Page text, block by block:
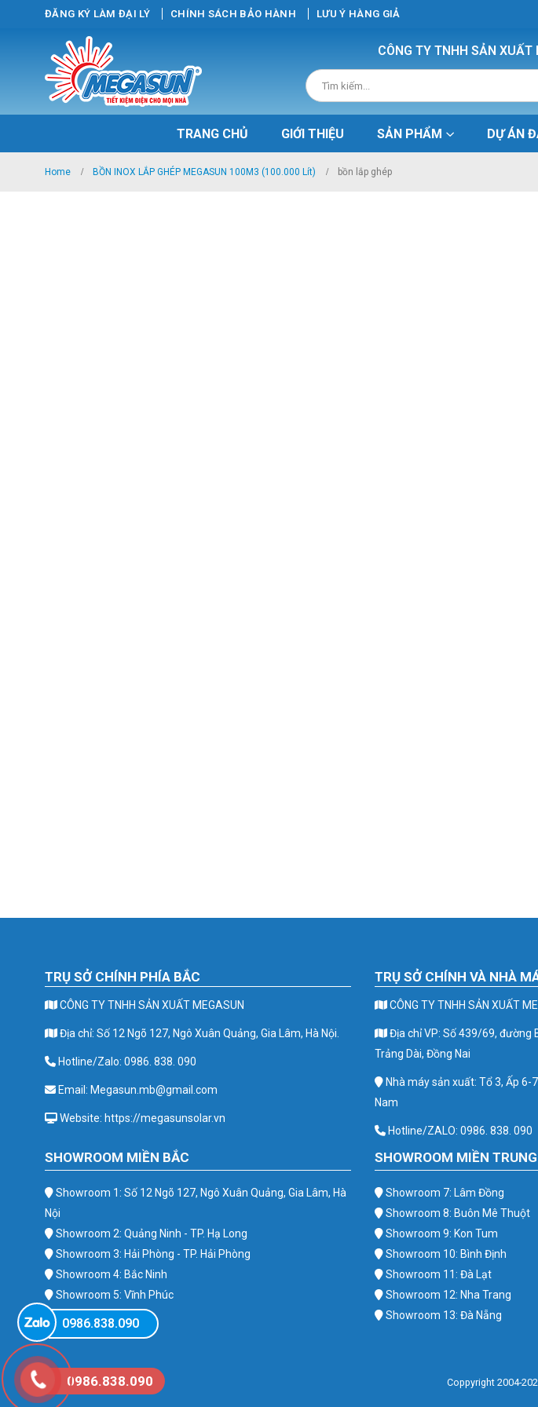
ĐĂNG KÝ LÀM ĐẠI LÝ CHÍNH SÁCH BẢO HÀNH LƯU Ý HÀNG GIẢ
CÔNG TY TNHH SẢN XUẤT
TRANG CHỦ GIỚI THIỆU SẢN PHẨM DỰ ÁN
Home BỒN INOX LẮP GHÉP MEGASUN 100M3 (100.000 Lít) bồn lắp ghép
TRỤ SỞ CHÍNH PHÍA BẮC
CÔNG TY TNHH SẢN XUẤT MEGASUN
Địa chỉ: Số 12 Ngõ 127, Ngô Xuân Quảng, Gia Lâm, Hà Nội.
Hotline/Zalo: 0986. 838. 090
Email: Megasun.mb@gmail.com
Website: https://megasunsolar.vn
TRỤ SỞ CHÍNH VÀ NHÀ
CÔNG TY TNHH SẢN XUẤT
Địa chỉ VP: Số 439/69, đường
Trảng Dài, Đồng Nai
Nhà máy sản xuất: Tổ 3, Ấp 6-
Nam
Hotline/ZALO: 0986. 838. 090
SHOWROOM MIỀN BẮC
Showroom 1: Số 12 Ngõ 127, Ngô Xuân Quảng, Gia Lâm, Hà
Nội
Showroom 2: Quảng Ninh - TP. Hạ Long
Showroom 3: Hải Phòng - TP. Hải Phòng
Showroom 4: Bắc Ninh
Showroom 5: Vĩnh Phúc
Showroom 6: Ba Vì
SHOWROOM MIỀN TRUNG
Showroom 7: Lâm Đồng
Showroom 8: Buôn Mê Thuột
Showroom 9: Kon Tum
Showroom 10: Bình Định
Showroom 11: Đà Lạt
Showroom 12: Nha Trang
Showroom 13: Đà Nẵng
Coppyright 2004-
0986.838.090
0986.838.090